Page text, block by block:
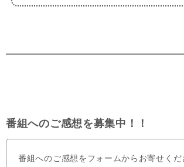
番組へのご感想を募集中！！
番組へのご感想をフォームからお寄せく